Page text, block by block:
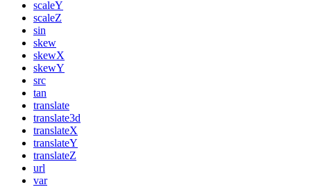
scaleY
scaleZ
sin
skew
skewX
skewY
src
tan
translate
translate3d
translateX
translateY
translateZ
url
var